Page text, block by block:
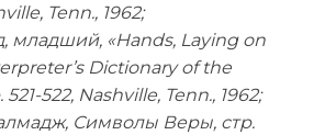
Tenn., 1962;
младший, «Hands, Laying on
Dictionary of the
521-522, Nashville, Tenn., 1962;
Символы Веры, стр.